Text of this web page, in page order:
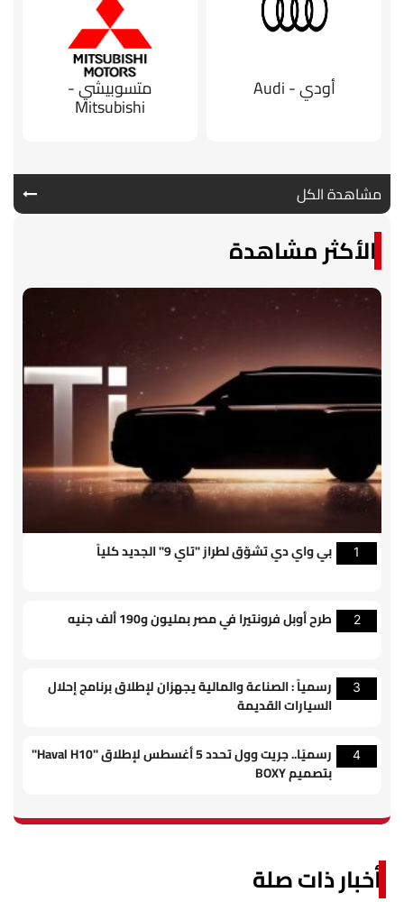
أودي - Audi متسوبيشي -
Mitsubishi
مشاهدة الكل
الأكثر مشاهدة
1 بي واي دي تشوّق لطراز "تاي 9" الجديد كلياً
2 طرح أوبل فرونتيرا في مصر بمليون و190 ألف جنيه
3
رسمياً : الصناعة والمالية يجهزان لإطلاق برنامج إحلال
السيارات القديمة
4
رسميًا.. جريت وول تحدد 5 أغسطس لإطلاق "Haval H10"
بتصميم BOXY
أخبار ذات صلة